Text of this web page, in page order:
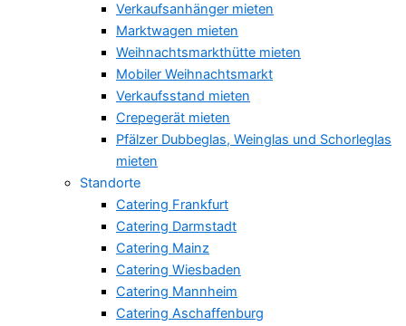
Verkaufsanhänger mieten
Marktwagen mieten
Weihnachtsmarkthütte mieten
Mobiler Weihnachtsmarkt
Verkaufsstand mieten
Crepegerät mieten
Pfälzer Dubbeglas, Weinglas und Schorleglas
mieten
Standorte
Catering Frankfurt
Catering Darmstadt
Catering Mainz
Catering Wiesbaden
Catering Mannheim
Catering Aschaffenburg